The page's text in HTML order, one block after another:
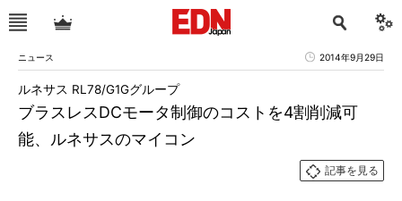
ニュース 2014年9月29日
ブラスレスDCモータ制御のコストを4割削減可
能、ルネサスのマイコン
ルネサス RL78/G1Gグループ
記事を見る